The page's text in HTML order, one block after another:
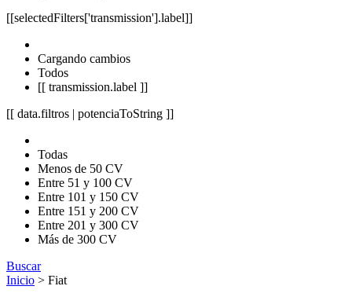
[[selectedFilters['transmission'].label]]
Cargando cambios
Todos
[[ transmission.label ]]
[[ data.filtros | potenciaToString ]]
Todas
Menos de 50 CV
Entre 51 y 100 CV
Entre 101 y 150 CV
Entre 151 y 200 CV
Entre 201 y 300 CV
Más de 300 CV
Buscar
Inicio > Fiat